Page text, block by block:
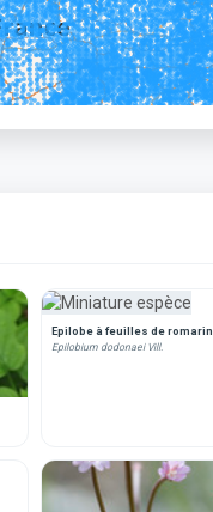
Epilobe à feuilles de romarin
Epilobium dodonaei Vill.